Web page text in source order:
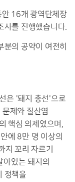
안 16개 광역단체장
사를 진행했습니다.
분의 공약이 여전히
은 '돼지 총선'으로
제와 질산염
핵심 의제였으며,
에 8만 명 이상의
꼬리 자르기
있는 돼지의
정책을